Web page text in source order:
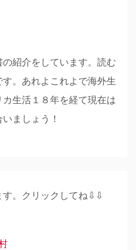
紹介をしています。読む
。あれよこれよで海外生
生活１８年を経て現在は
ましょう！
す。クリックしてね⇩⇩